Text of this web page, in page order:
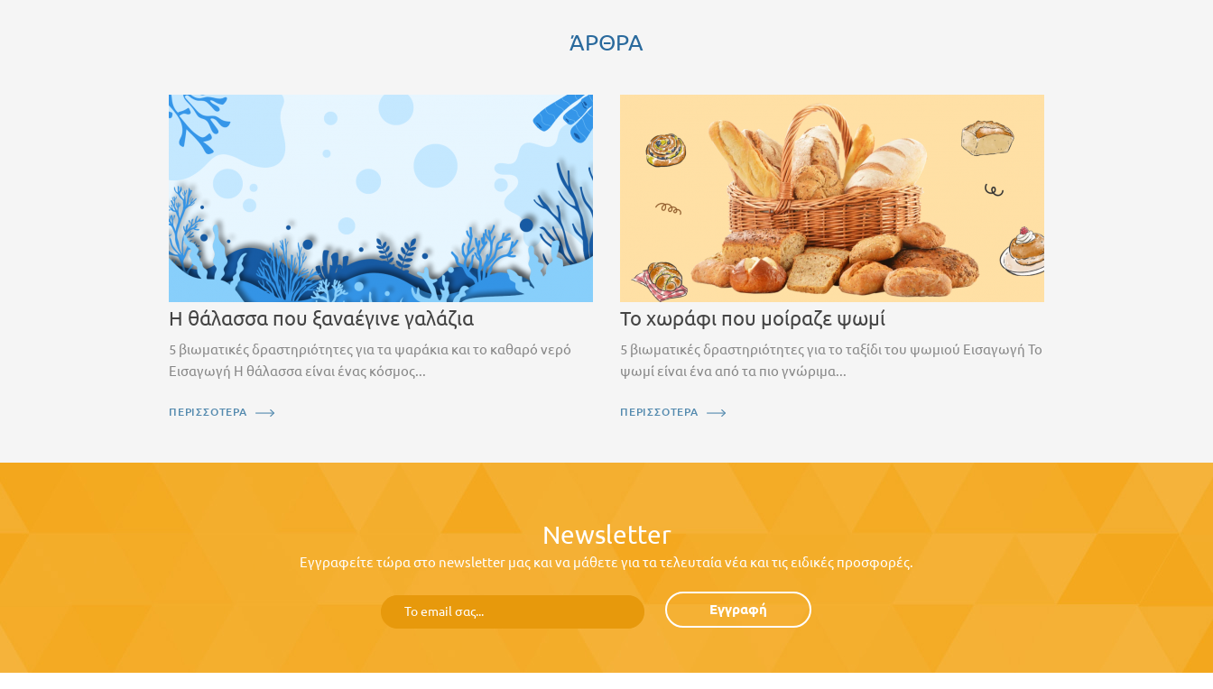
ΆΡΘΡΑ
Η θάλασσα που ξαναέγινε γαλάζια
5 βιωματικές δραστηριότητες για τα ψαράκια και το καθαρό νερό
Εισαγωγή Η θάλασσα είναι ένας κόσμος...
ΠΕΡΙΣΣΟΤΕΡΑ
Το χωράφι που μοίραζε ψωμί
5 βιωματικές δραστηριότητες για το ταξίδι του ψωμιού Εισαγωγή Το
ψωμί είναι ένα από τα πιο γνώριμα...
ΠΕΡΙΣΣΟΤΕΡΑ
Newsletter
Εγγραφείτε τώρα στο newsletter μας και να μάθετε για τα τελευταία νέα και τις ειδικές προσφορές.
Εγγραφή